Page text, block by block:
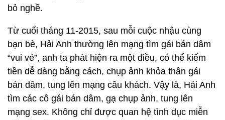
bỏ nghề.
Từ cuối tháng 11-2015, sau mỗi cuộc nhậu cùng
bạn bè, Hải Anh thường lên mạng tìm gái bán dâm
“vui vẻ”, anh ta phát hiện ra một điều, có thể kiếm
tiền dễ dàng bằng cách, chụp ảnh khỏa thân gái
bán dâm, tung lên mạng câu khách. Vậy là, Hải Anh
tìm các cô gái bán dâm, gạ chụp ảnh, tung lên
mạng sex. Không chỉ được quan hệ tình dục miễn